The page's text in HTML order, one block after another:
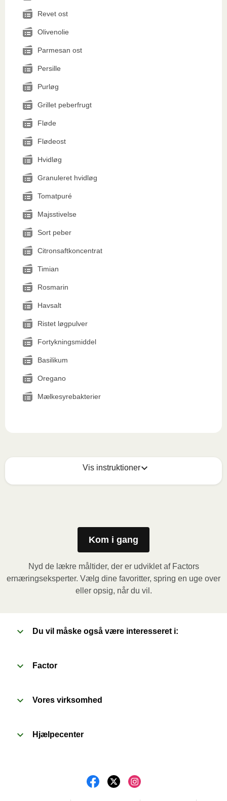
Revet ost
Olivenolie
Parmesan ost
Persille
Purløg
Grillet peberfrugt
Fløde
Flødeost
Hvidløg
Granuleret hvidløg
Tomatpuré
Majsstivelse
Sort peber
Citronsaftkoncentrat
Timian
Rosmarin
Havsalt
Ristet løgpulver
Fortykningsmiddel
Basilikum
Oregano
Mælkesyrebakterier
Vis instruktioner
minutter. Lad derefter måltidet hvile i yderligere 1
minut, inden du fjerner folien. Vær forsigtig med den
Ovn (170˚C): Forvarm ovnen. Fjern papomslaget og
prik et par huller i folien. Sæt beholderen i en
fjerner folien. Vær forsigtig med den varme damp når
Kom i gang
Nyd de lækre måltider, der er udviklet af Factors
ernæringseksperter. Vælg dine favoritter, spring en uge over
eller opsig, når du vil.
Du vil måske også være interesseret i:
Factor
Vores virksomhed
Hjælpecenter